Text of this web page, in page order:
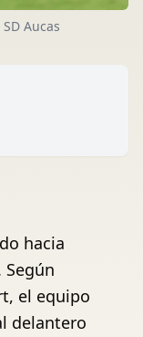
Aucas
hacia
el equipo
delantero